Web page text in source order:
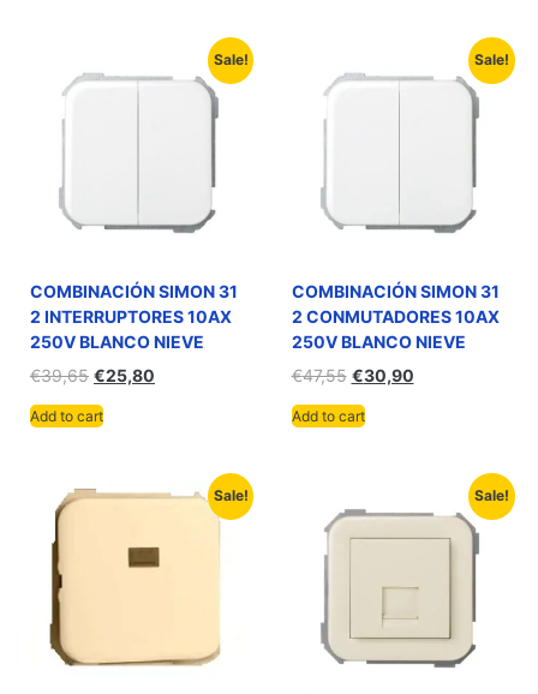
Sale!
COMBINACIÓN SIMON 31
2 INTERRUPTORES 10AX
250V BLANCO NIEVE
€39,65 €25,80
Add to cart
Sale!
COMBINACIÓN SIMON 31
2 CONMUTADORES 10AX
250V BLANCO NIEVE
€47,55 €30,90
Add to cart
Sale! Sale!